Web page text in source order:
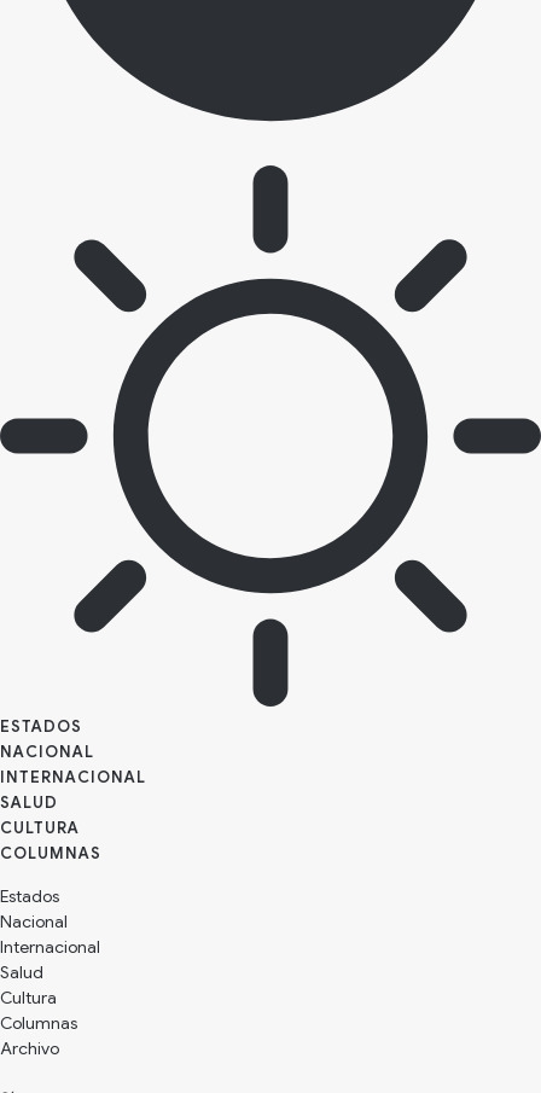
ESTADOS
NACIONAL
INTERNACIONAL
SALUD
CULTURA
Estados
Nacional
Internacional
Salud
Cultura
Archivo